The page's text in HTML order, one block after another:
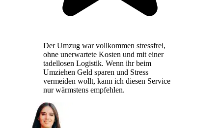
Der Umzug war vollkommen stressfrei,
ohne unerwartete Kosten und mit einer
tadellosen Logistik. Wenn ihr beim
Umziehen Geld sparen und Stress
vermeiden wollt, kann ich diesen Service
nur wärmstens empfehlen.